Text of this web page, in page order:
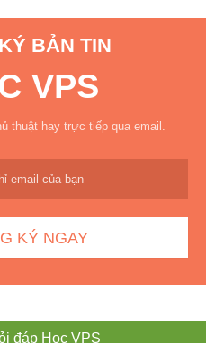
BẢN TIN
VPS
thuật hay trực tiếp qua email.
đáp Học VPS